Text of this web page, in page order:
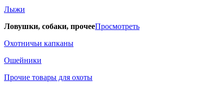
Лыжи
Ловушки, собаки, прочееПросмотреть
Охотничьи капканы
Ошейники
Прочие товары для охоты